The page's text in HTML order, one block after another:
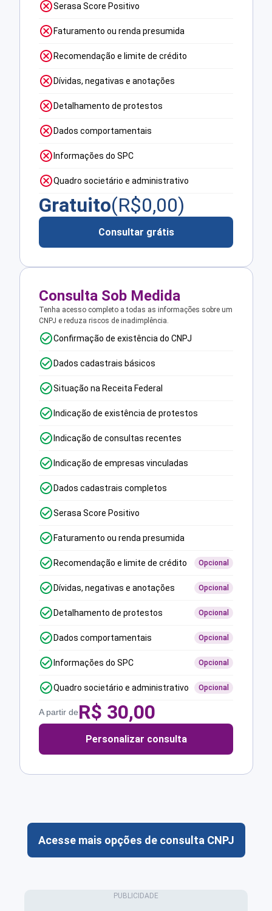
Serasa Score Positivo
Faturamento ou renda presumida
Recomendação e limite de crédito
Dívidas, negativas e anotações
Detalhamento de protestos
Dados comportamentais
Informações do SPC
Quadro societário e administrativo
Gratuito(R$0,00)
Consultar grátis
Consulta Sob Medida
Tenha acesso completo a todas as informações sobre um
CNPJ e reduza riscos de inadimplência.
Confirmação de existência do CNPJ
Dados cadastrais básicos
Situação na Receita Federal
Indicação de existência de protestos
Indicação de consultas recentes
Indicação de empresas vinculadas
Dados cadastrais completos
Serasa Score Positivo
Faturamento ou renda presumida
Recomendação e limite de crédito Opcional
Dívidas, negativas e anotações Opcional
Detalhamento de protestos Opcional
Dados comportamentais Opcional
Informações do SPC Opcional
Quadro societário e administrativo Opcional
A partir deR$ 30,00
Personalizar consulta
Acesse mais opções de consulta CNPJ